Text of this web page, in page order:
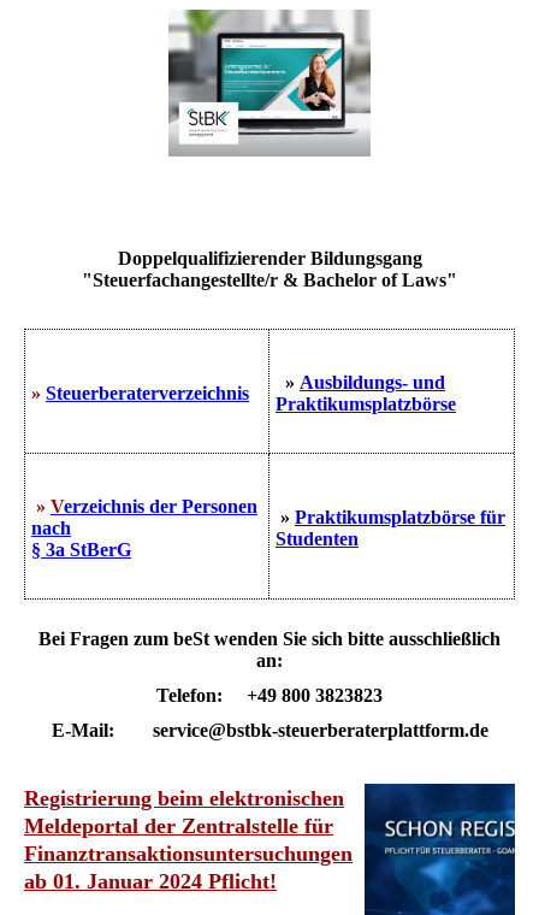
Doppelqualifizierender Bildungsgang
"Steuerfachangestellte/r & Bachelor of Laws"
» Steuerberaterverzeichnis
» Ausbildungs- und
Praktikumsplatzbörse
» Verzeichnis der Personen
nach
§ 3a StBerG
» Praktikumsplatzbörse für
Studenten
Bei Fragen zum beSt wenden Sie sich bitte ausschließlich
an:
Telefon: +49 800 3823823
E-Mail: service@bstbk-steuerberaterplattform.de
Registrierung beim elektronischen
Meldeportal der Zentralstelle für
Finanztransaktionsuntersuchungen
ab 01. Januar 2024 Pflicht!